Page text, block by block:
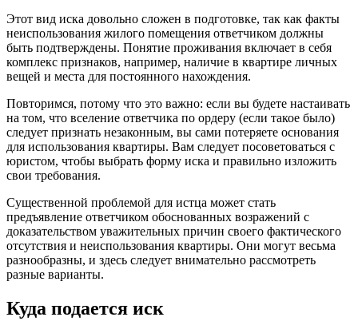
Этот вид иска довольно сложен в подготовке, так как факты
неиспользования жилого помещения ответчиком должны
быть подтверждены. Понятие проживания включает в себя
комплекс признаков, например, наличие в квартире личных
вещей и места для постоянного нахождения.
Повторимся, потому что это важно: если вы будете настаивать
на том, что вселение ответчика по ордеру (если такое было)
следует признать незаконным, вы сами потеряете основания
для использования квартиры. Вам следует посоветоваться с
юристом, чтобы выбрать форму иска и правильно изложить
свои требования.
Существенной проблемой для истца может стать
предъявление ответчиком обоснованных возражений с
доказательством уважительных причин своего фактического
отсутствия и неиспользования квартиры. Они могут весьма
разнообразны, и здесь следует внимательно рассмотреть
разные варианты.
Куда подается иск